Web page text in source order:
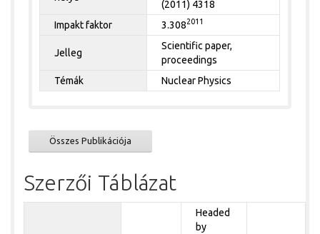
(2011) 4318
Impakt faktor
3.3082011
Jelleg
Scientific paper,
proceedings
Témák
Nuclear Physics
Összes Publikációja
Szerzői Táblázat
Headed
by